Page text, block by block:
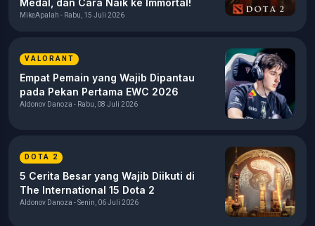
Medal, dan Cara Naik ke Immortal!
MikeApalah - Rabu, 15 Juli 2026
VALORANT
Empat Pemain yang Wajib Dipantau
pada Pekan Pertama EWC 2026
Aldonov Danoza - Rabu, 08 Juli 2026
DOTA 2
5 Cerita Besar yang Wajib Diikuti di
The International 15 Dota 2
Aldonov Danoza - Senin, 06 Juli 2026